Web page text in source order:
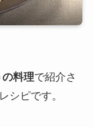
の料理で紹介さ
シピです。